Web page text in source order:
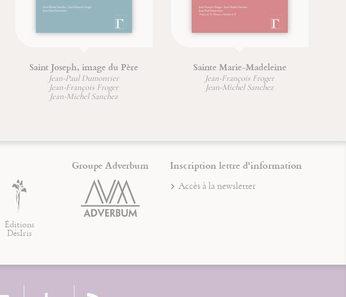
Saint Joseph, image du Père
Jean-Paul Dumontier
Jean-François Froger
Jean-Michel Sanchez
Sainte Marie-Madeleine
Jean-François Froger
Jean-Michel Sanchez
Éditions
DésIris
Groupe Adverbum Inscription lettre d'information
Accès à la newsletter